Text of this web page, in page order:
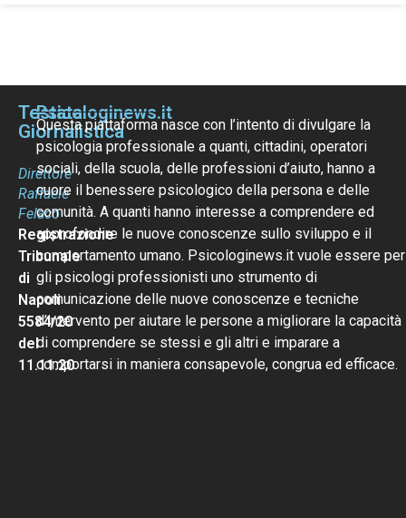
Testata
Giornalistica
Direttore
Raffaele
Felaco
Registrazione
Tribunale
di
Napoli
5584/20
del
11.11.20
Psicologinews.it
Questa piattaforma nasce con l’intento di divulgare la
psicologia professionale a quanti, cittadini, operatori
sociali, della scuola, delle professioni d’aiuto, hanno a
cuore il benessere psicologico della persona e delle
comunità. A quanti hanno interesse a comprendere ed
approfondire le nuove conoscenze sullo sviluppo e il
comportamento umano. Psicologinews.it vuole essere per
gli psicologi professionisti uno strumento di
comunicazione delle nuove conoscenze e tecniche
d’intervento per aiutare le persone a migliorare la capacità
di comprendere se stessi e gli altri e imparare a
comportarsi in maniera consapevole, congrua ed efficace.